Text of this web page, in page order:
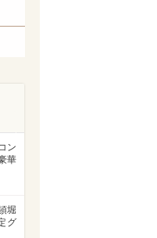
ン
華
堀
グ